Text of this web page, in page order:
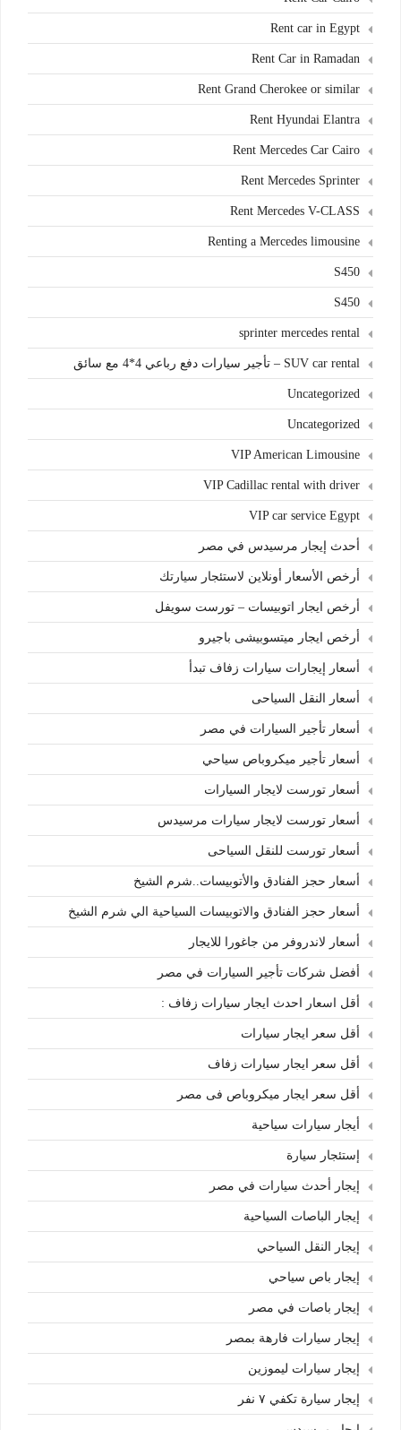
Rent car in Egypt
Rent Car in Ramadan
Rent Grand Cherokee or similar
Rent Hyundai Elantra
Rent Mercedes Car Cairo
Rent Mercedes Sprinter
Rent Mercedes V-CLASS
Renting a Mercedes limousine
S450
S450
sprinter mercedes rental
SUV car rental – تأجير سيارات دفع رباعي 4*4 مع سائق
Uncategorized
Uncategorized
VIP American Limousine
VIP Cadillac rental with driver
VIP car service Egypt
أحدث إيجار مرسيدس في مصر
أرخص الأسعار أونلاين لاستئجار سيارتك
أرخص ايجار اتوبيسات – تورست سويفل
أرخص ايجار ميتسوبيشى باجيرو
أسعار إيجارات سيارات زفاف تبدأ
أسعار النقل السياحى
أسعار تأجير السيارات في مصر
أسعار تأجير ميكروباص سياحي
أسعار تورست لايجار السيارات
أسعار تورست لايجار سيارات مرسيدس
أسعار تورست للنقل السياحى
أسعار حجز الفنادق والأتوبيسات..شرم الشيخ
أسعار حجز الفنادق والاتوبيسات السياحية الي شرم الشيخ
أسعار لاندروفر من جاغورا للايجار
أفضل شركات تأجير السيارات في مصر
أقل اسعار احدث ايجار سيارات زفاف :
أقل سعر ايجار سيارات
أقل سعر ايجار سيارات زفاف
أقل سعر ايجار ميكروباص فى مصر
أيجار سيارات سياحية
إستئجار سيارة
إيجار أحدث سيارات في مصر
إيجار الباصات السياحية
إيجار النقل السياحي
إيجار باص سياحي
إيجار باصات في مصر
إيجار سيارات فارهة بمصر
إيجار سيارات ليموزين
إيجار سيارة تكفي ٧ نفر